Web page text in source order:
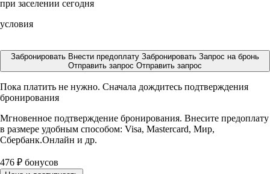
при заселении сегодня
условия
Забронировать Внести предоплату Забронировать Запрос на бронь
Отправить запрос Отправить запрос
Пока платить не нужно. Сначала дождитесь подтверждения
бронирования
Мгновенное подтверждение бронирования. Внесите предоплату
в размере удобным способом: Visa, Mastercard, Мир,
Сбербанк.Онлайн и др.
476 ₽ бонусов